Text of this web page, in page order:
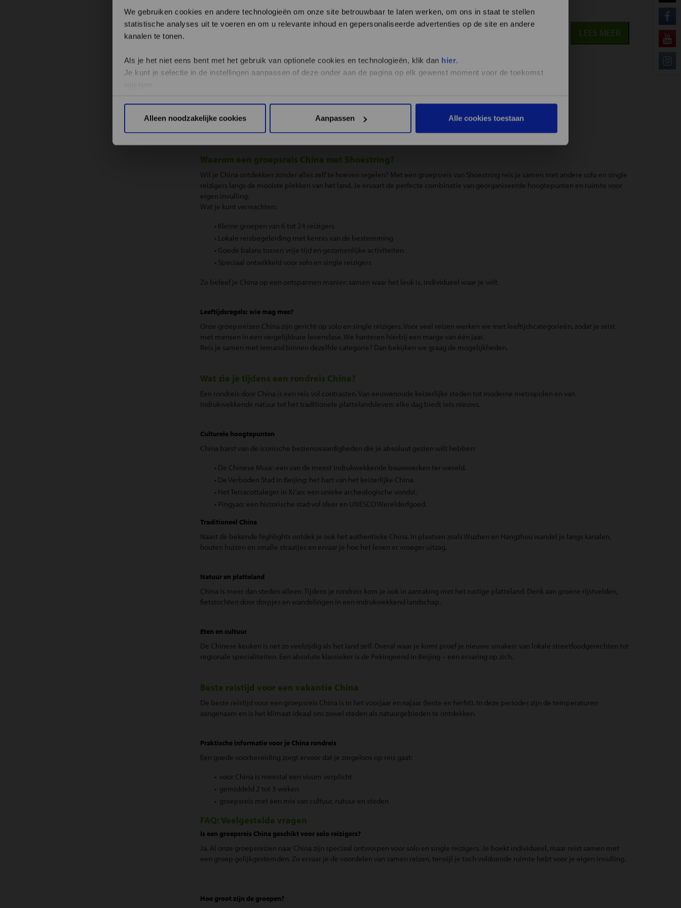
We gebruiken cookies en andere technologieën om onze site betrouwbaar te laten werken, om ons in staat te stellen
statistische analyses uit te voeren en om u relevante inhoud en gepersonaliseerde advertenties op de site en andere
kanalen te tonen.
Als je het niet eens bent met het gebruik van optionele cookies en technologieën, klik dan hier.
Je kunt je selectie in de instellingen aanpassen of deze onder aan de pagina op elk gewenst moment voor de toekomst
Alleen noodzakelijke cookies
Aanpassen Alle cookies toestaan
LEES MEER
Waarom een groepsreis China met Shoestring?
Wil je China ontdekken zonder alles zelf te hoeven regelen? Met een groepsreis van Shoestring reis je samen met andere solo en single
reizigers langs de mooiste plekken van het land. Je ervaart de perfecte combinatie van georganiseerde hoogtepunten en ruimte voor
eigen invulling.
Wat je kunt verwachten:
• Kleine groepen van 6 tot 24 reizigers
• Lokale reisbegeleiding met kennis van de bestemming
• Goede balans tussen vrije tijd en gezamenlijke activiteiten
• Speciaal ontwikkeld voor solo en single reizigers
Zo beleef je China op een ontspannen manier: samen waar het leuk is, individueel waar je wilt.
Leeftijdsregels: wie mag mee?
Onze groepsreizen China zijn gericht op solo en single reizigers. Voor veel reizen werken we met leeftijdscategorieën, zodat je reist
met mensen in een vergelijkbare levensfase. We hanteren hierbij een marge van één jaar.
Reis je samen met iemand binnen dezelfde categorie? Dan bekijken we graag de mogelijkheden.
Wat zie je tijdens een rondreis China?
Een rondreis door China is een reis vol contrasten. Van eeuwenoude keizerlijke steden tot moderne metropolen en van
indrukwekkende natuur tot het traditionele plattelandsleven: elke dag biedt iets nieuws.
Culturele hoogtepunten
China barst van de iconische bezienswaardigheden die je absoluut gezien wilt hebben:
• De Chinese Muur: een van de meest indrukwekkende bouwwerken ter wereld.
• De Verboden Stad in Beijing: het hart van het keizerlijke China.
• Het Terracottaleger in Xi’an: een unieke archeologische vondst.
• Pingyao: een historische stad vol sfeer en UNESCO Werelderfgoed.
Traditioneel China
Naast de bekende highlights ontdek je ook het authentieke China. In plaatsen zoals Wuzhen en Hangzhou wandel je langs kanalen,
houten huizen en smalle straatjes en ervaar je hoe het leven er vroeger uitzag.
Natuur en platteland
China is meer dan steden alleen. Tijdens je rondreis kom je ook in aanraking met het rustige platteland. Denk aan groene rijstvelden,
fietstochten door dorpjes en wandelingen in een indrukwekkend landschap.
Eten en cultuur
De Chinese keuken is net zo veelzijdig als het land zelf. Overal waar je komt proef je nieuwe smaken: van lokale streetfoodgerechten tot
regionale specialiteiten. Een absolute klassieker is de Pekingeend in Beijing – een ervaring op zich.
Beste reistijd voor een vakantie China
De beste reistijd voor een groepsreis China is in het voorjaar en najaar (lente en herfst). In deze periodes zijn de temperaturen
aangenaam en is het klimaat ideaal om zowel steden als natuurgebieden te ontdekken.
Praktische informatie voor je China rondreis
Een goede voorbereiding zorgt ervoor dat je zorgeloos op reis gaat:
• voor China is meestal een visum verplicht
• gemiddeld 2 tot 3 weken
• groepsreis met een mix van cultuur, natuur en steden
FAQ: Veelgestelde vragen
Is een groepsreis China geschikt voor solo reizigers?
Ja. Al onze groepsreizen naar China zijn speciaal ontworpen voor solo en single reizigers. Je boekt individueel, maar reist samen met
een groep gelijkgestemden. Zo ervaar je de voordelen van samen reizen, terwijl je toch voldoende ruimte hebt voor je eigen invulling.
Hoe groot zijn de groepen?